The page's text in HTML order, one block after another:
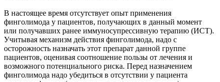
В настоящее время отсутствует опыт применения
финголимода у пациентов, получающих в данный момент
или получавших ранее иммуносупрессивную терапию (ИСТ).
Учитывая механизм действия финголимода, надо с
осторожность назначать этот препарат данной группе
пациентов, оценивая соотношение пользы от лечения и
возможного потенциального риска. Перед назначением
финголимода надо убедиться в отсутствии у пациента